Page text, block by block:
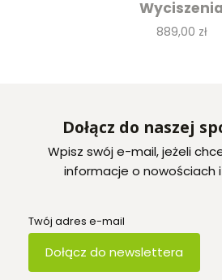
Wyciszenia
Cena
889,00 zł
Dołącz do naszej
Wpisz swój e-mail, jeżeli
informacje o nowościach
Twój adres e-mail
Dołącz do newslettera